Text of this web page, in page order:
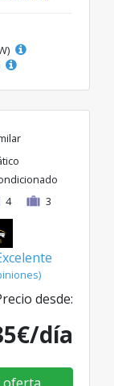
4 3
desde:
día